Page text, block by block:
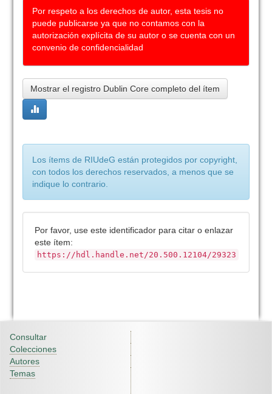
Por respeto a los derechos de autor, esta tesis no
puede publicarse ya que no contamos con la
autorización explícita de su autor o se cuenta con un
convenio de confidencialidad
Mostrar el registro Dublin Core completo del ítem
Los ítems de RIUdeG están protegidos por copyright,
con todos los derechos reservados, a menos que se
indique lo contrario.
Por favor, use este identificador para citar o enlazar
este ítem:
https://hdl.handle.net/20.500.12104/29323
Consultar
Colecciones
Autores
Temas